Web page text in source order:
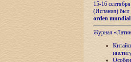
15-16
(Испания) был
orden
Журнал